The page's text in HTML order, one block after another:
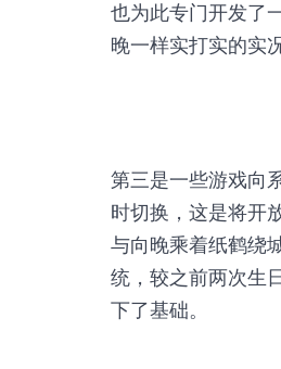
也为此专门开发了
晚一样实打实的实
第三是一些游戏向
时切换，这是将开
与向晚乘着纸鹤绕
统，较之前两次生
下了基础。